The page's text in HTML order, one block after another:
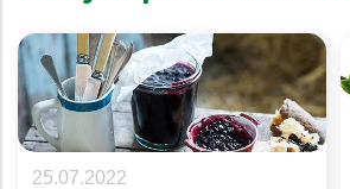
25.07.2022